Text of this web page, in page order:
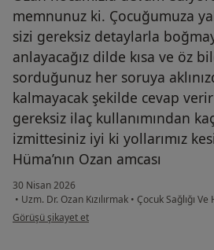
memnunuz ki. Çocuğumuza
sizi gereksiz detaylarla
anlayacağız dilde kısa ve öz
sorduğunuz her soruya
kalmayacak şekilde cevap
gereksiz ilaç kullanımından
izmittesiniz iyi ki yollarımız
Hüma’nın Ozan amcası
30 Nisan 2026
• Uzm. Dr. Ozan Kızılırmak • Çocuk Sağlığı
kullanıcının görüşüne göre s....
Görüşü şikayet et